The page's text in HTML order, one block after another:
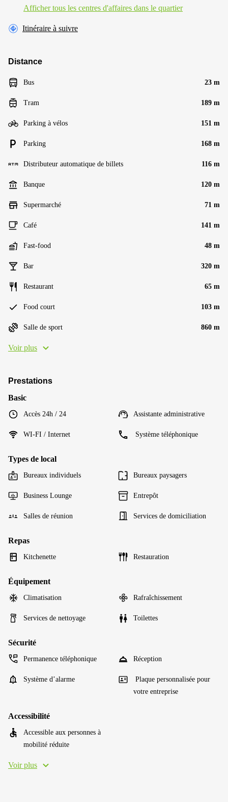
Afficher tous les centres d'affaires dans le quartier
Itinéraire à suivre
Distance
Bus 23 m
Tram 189 m
Parking à vélos 151 m
Parking 168 m
Distributeur automatique de billets 116 m
Banque 120 m
Supermarché 71 m
Café 141 m
Fast-food 48 m
Bar 320 m
Restaurant 65 m
Food court 103 m
Salle de sport 860 m
Voir plus
Prestations
Basic
Accès 24h / 24 Assistante administrative
WI-FI / Internet Système téléphonique
Types de local
Bureaux individuels Bureaux paysagers
Business Lounge Entrepôt
Salles de réunion Services de domiciliation
Repas
Kitchenette Restauration
Équipement
Climatisation Rafraîchissement
Services de nettoyage Toilettes
Sécurité
Permanence téléphonique Réception
Système d’alarme
Plaque personnalisée pour
votre entreprise
Accessibilité
Accessible aux personnes à
mobilité réduite
Voir plus